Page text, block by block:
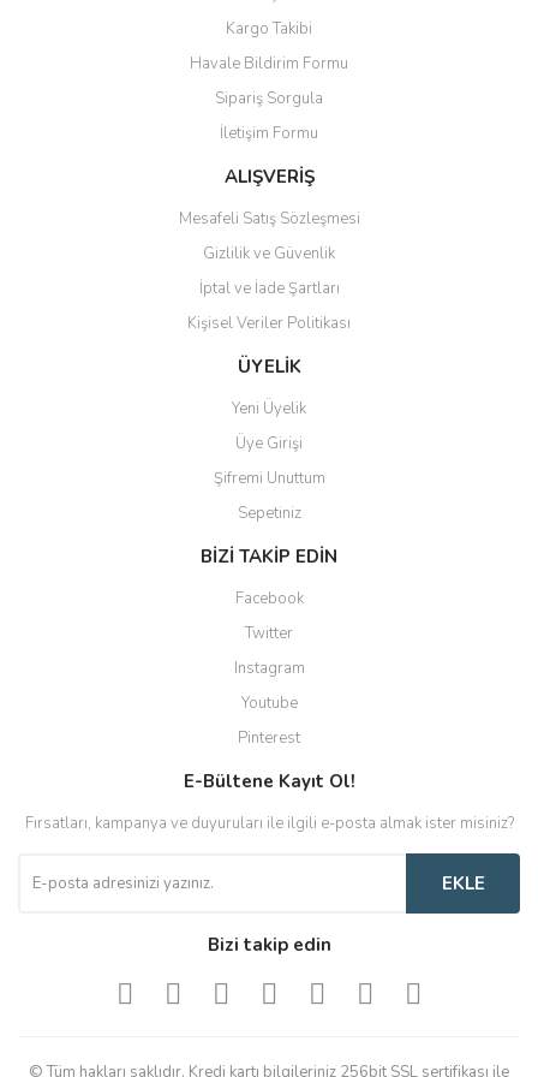
Yorum Yaz
Ürün resmi kalitesiz, bozuk veya görüntülenemiyor.
Ürün açıklamasında eksik bilgiler bulunuyor.
Ürün bilgilerinde hatalar bulunuyor.
Ürün fiyatı diğer sitelerden daha pahalı.
Bu ürüne benzer farklı alternatifler olmalı.
Gönder
Kargo Takibi
Havale Bildirim Formu
Sipariş Sorgula
İletişim Formu
ALIŞVERİŞ
Mesafeli Satış Sözleşmesi
Gizlilik ve Güvenlik
İptal ve İade Şartları
Kişisel Veriler Politikası
ÜYELİK
Yeni Üyelik
Üye Girişi
Şifremi Unuttum
Sepetiniz
BİZİ TAKİP EDİN
Facebook
Twitter
Instagram
Youtube
Pinterest
E-Bültene Kayıt Ol!
Fırsatları, kampanya ve duyuruları ile ilgili e-posta almak ister misiniz?
EKLE
Bizi takip edin
© Tüm hakları saklıdır. Kredi kartı bilgileriniz 256bit SSL sertifikası ile